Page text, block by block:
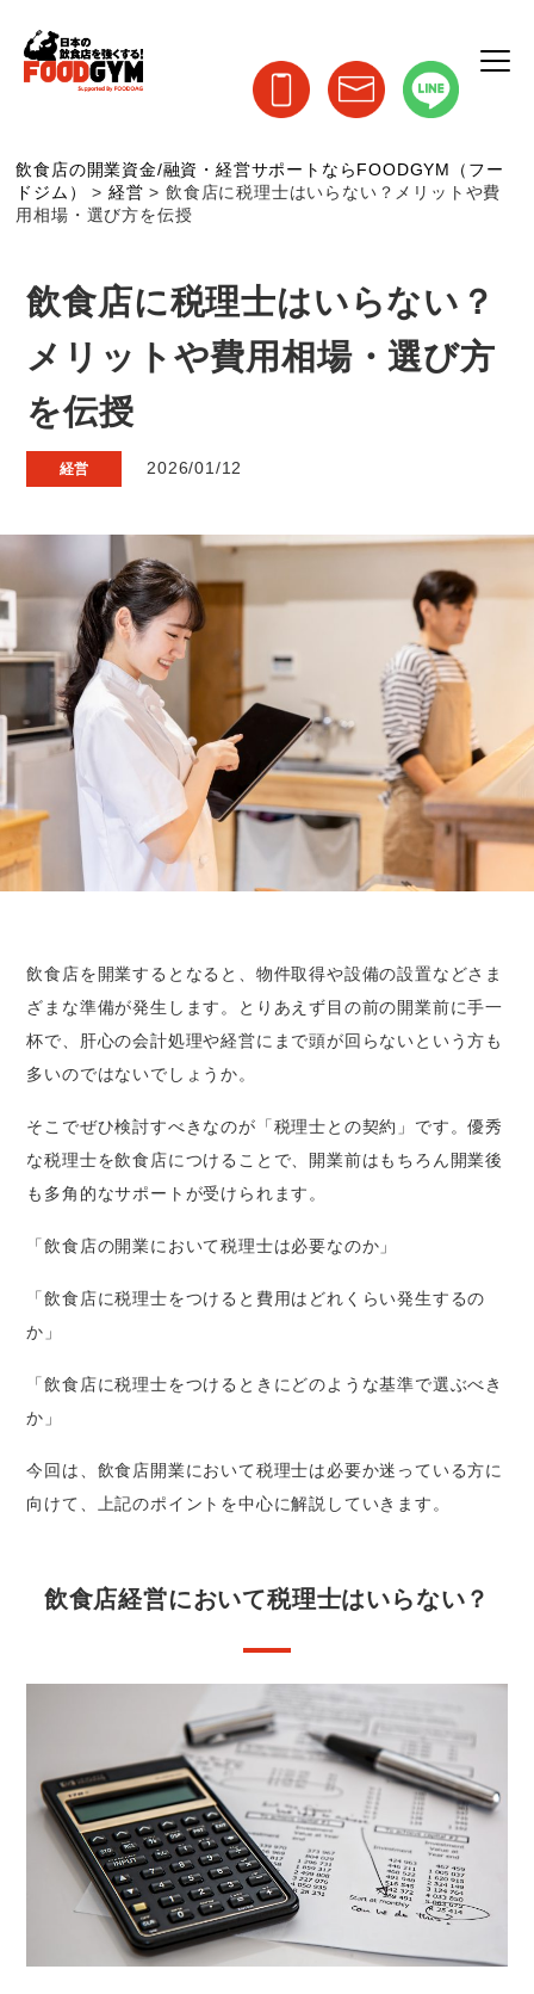
飲食店の開業資金/融資・経営サポートならFOODGYM（フー
ドジム）
>経営 >飲食店に税理士はいらない？メリットや費
用相場・選び方を伝授
飲食店に税理士はいらない？
メリットや費用相場・選び方
を伝授
経営 2026/01/12
飲食店を開業するとなると、物件取得や設備の設置などさま
ざまな準備が発生します。とりあえず目の前の開業前に手一
杯で、肝心の会計処理や経営にまで頭が回らないという方も
多いのではないでしょうか。
そこでぜひ検討すべきなのが「税理士との契約」です。優秀
な税理士を飲食店につけることで、開業前はもちろん開業後
も多角的なサポートが受けられます。
「飲食店の開業において税理士は必要なのか」
「飲食店に税理士をつけると費用はどれくらい発生するの
か」
「飲食店に税理士をつけるときにどのような基準で選ぶべき
か」
今回は、飲食店開業において税理士は必要か迷っている方に
向けて、上記のポイントを中心に解説していきます。
飲食店経営において税理士はいらない？